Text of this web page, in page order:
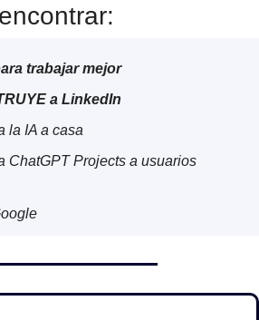
encontrar:
trabajar mejor
a LinkedIn
la IA a casa
ChatGPT Projects a usuarios